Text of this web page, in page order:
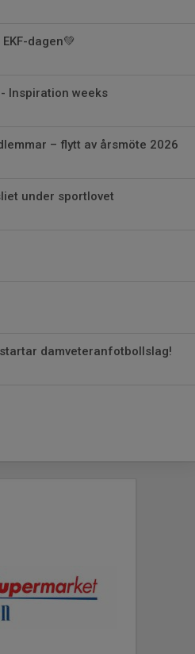
dagen💚
Inspiration weeks
– flytt av årsmöte 2026
under sportlovet
startar damveteranfotbollslag!